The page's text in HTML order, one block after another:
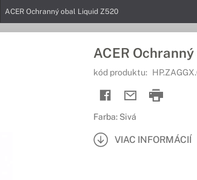
ACER Ochranný obal Liquid Z520
ACER
kód produktu:
Farba: Sivá
VIAC INFORMÁCIÍ